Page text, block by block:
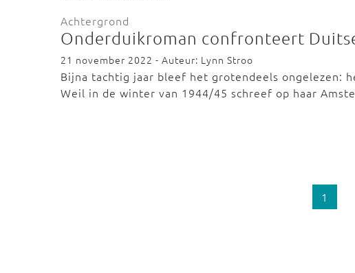
Achtergrond
Onderduikroman confronteert
21 november 2022 - Auteur: Lynn Stroo
Bijna tachtig jaar bleef het grotendeels ongelezen:
Weil in de winter van 1944/45 schreef op haar
1